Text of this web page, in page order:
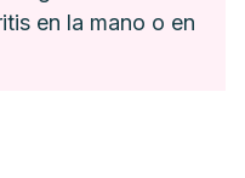
en la mano o en